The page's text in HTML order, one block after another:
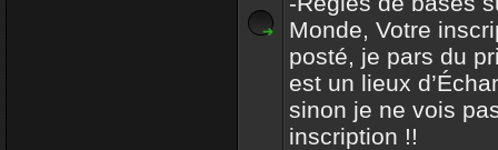
l-iap-t3413.html
Enjoy
30 Déc 2017 16:47
Bon voyage frerot
Monde, Votre
posté, je pars du
est un lieux
sinon je ne vois
inscription !!